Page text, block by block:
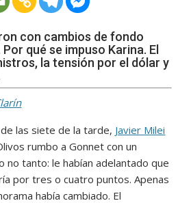
con cambios de fondo
qué se impuso Karina. El
la tensión por el dólar y
las siete de la tarde, Javier Milei
rumbo a Gonnet con un
tanto: le habían adelantado que
por tres o cuatro puntos. Apenas
había cambiado. El